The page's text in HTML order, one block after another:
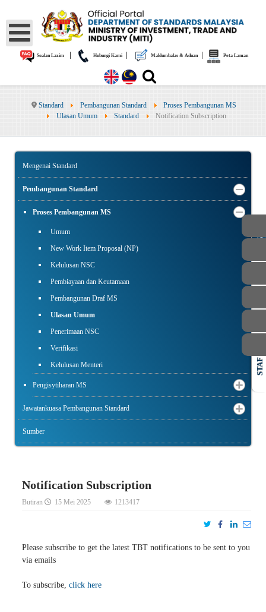
Soalan Lazim| Hubungi Kami| Maklumbalas & Aduan| Peta Laman
Standard Pembangunan Standard
Proses Pembangunan MS
Ulasan Umum
Standard Notification Subscription
Mengenai Standard
Pembangunan Standard
Proses Pembangunan MS
Umum
New Work Item Proposal (NP)
Kelulusan NSC
Pembiayaan dan Keutamaan
Pembangunan Draf MS
Ulasan Umum
Penerimaan NSC
Verifikasi
Kelulusan Menteri
Pengisytiharan MS
Jawatankuasa Pembangunan Standard
Sumber
Notification Subscription
Butiran 15 Mei 2025 1213417
Please subscribe to get the latest TBT notifications to be sent to you
via emails
To subscribe, click here
AWAM
STAF